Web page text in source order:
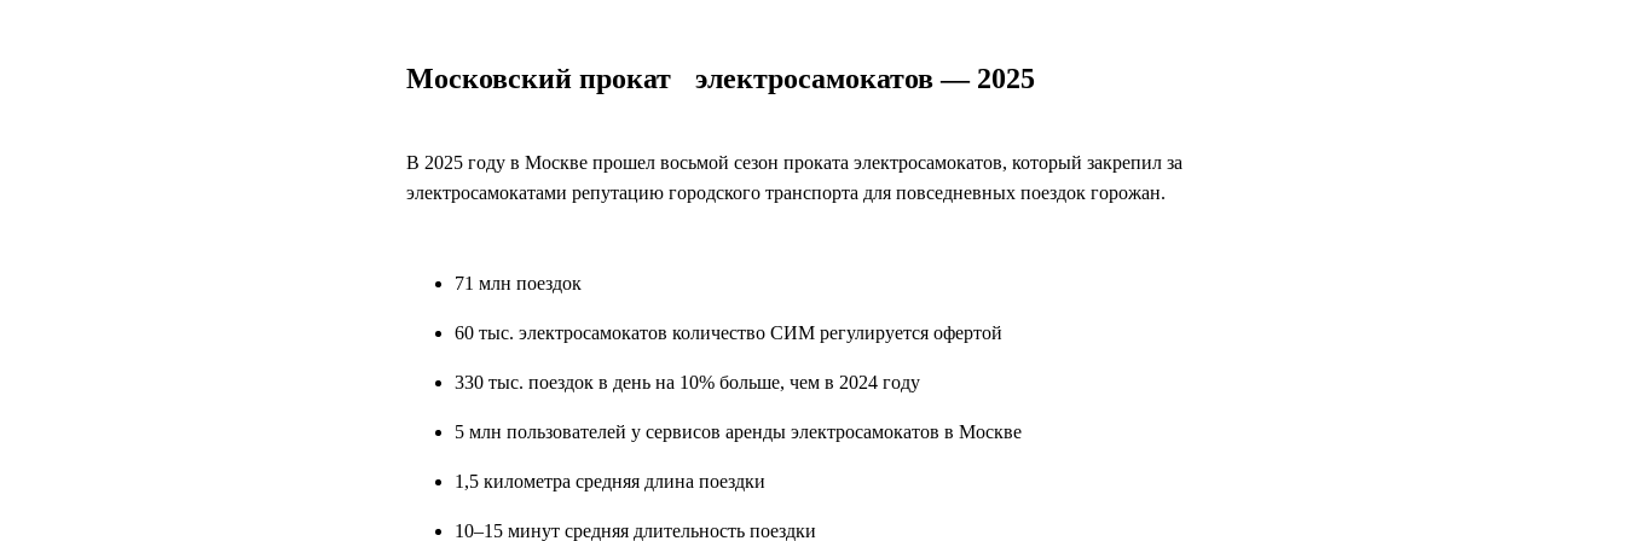
Московский прокат электросамокатов — 2025
В 2025 году в Москве прошел восьмой сезон проката электросамокатов, который закрепил за
электросамокатами репутацию городского транспорта для повседневных поездок горожан.
71 млн поездок
60 тыс. электросамокатов количество СИМ регулируется офертой
330 тыс. поездок в день на 10% больше, чем в 2024 году
5 млн пользователей у сервисов аренды электросамокатов в Москве
1,5 километра средняя длина поездки
10–15 минут средняя длительность поездки